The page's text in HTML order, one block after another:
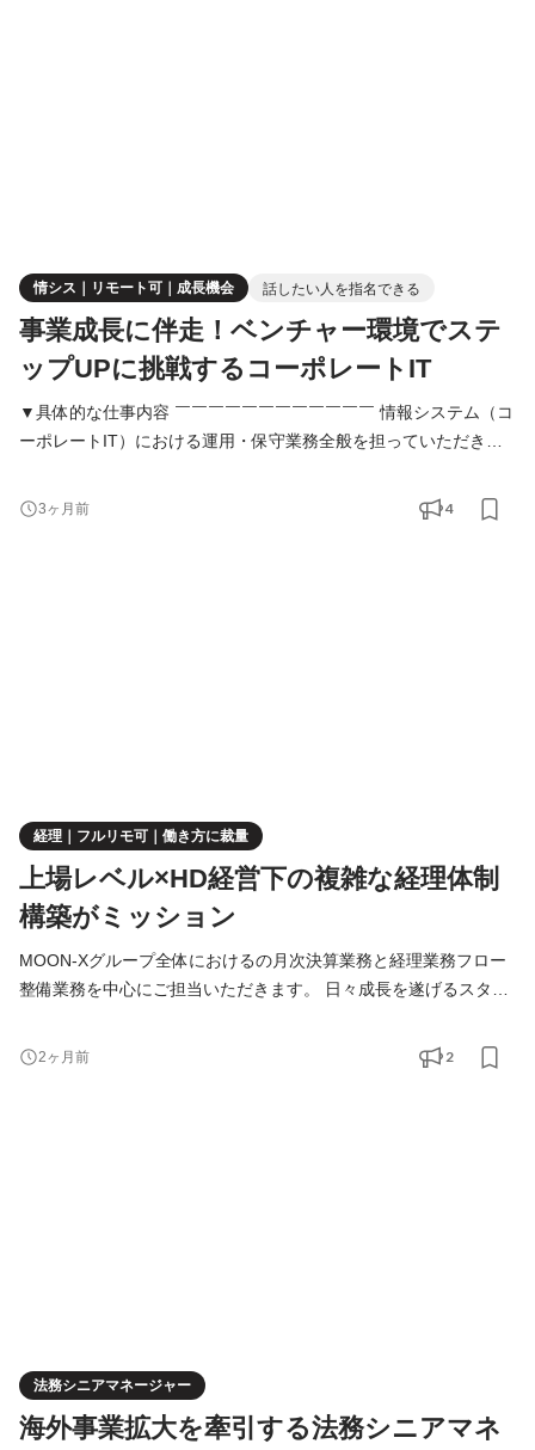
情シス｜リモート可｜成長機会 話したい人を指名できる
事業成長に伴走！ベンチャー環境でステ
ップUPに挑戦するコーポレートIT
▼具体的な仕事内容 ￣￣￣￣￣￣￣￣￣￣￣￣ 情報システム（コ
ーポレートIT）における運用・保守業務全般を担っていただきま
が最もパフォーマンスを発揮できるIT基盤」を構築・維持するこ
3ヶ月前 4
経理｜フルリモ可｜働き方に裁量
上場レベル×HD経営下の複雑な経理体制
構築がミッション
MOON-Xグループ全体におけるの月次決算業務と経理業務フロー
整備業務を中心にご担当いただきます。 日々成長を遂げるスター
案の発信、メンバーのマネジメントなど、主体的に業務に取り組
2ヶ月前 2
法務シニアマネージャー
海外事業拡大を牽引する法務シニアマネ